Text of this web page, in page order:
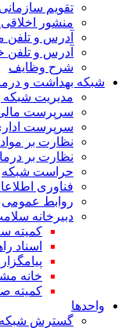
تقویم سازمانی
منشور اخلاقی
آدرس و تلفن
آدرس و تلفن
شرح وظایف
شبکه بهداشت و درمان
مدیریت شبکه
سرپرست مالی
سرپرست
نظارت بر مواد
نظارت بر درمان
حراست شبکه
فناوری
روابط عمومی
دبیرخانه
کمیته
اسناد
خانه
کمیته
واحدها
گسترش شبکه